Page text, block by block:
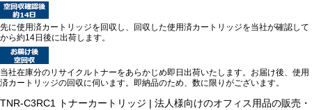
先に使用済カートリッジを回収し、回収した使用済カートリッジを当社が確認して
から約14日後に出荷します。
当社在庫分のリサイクルトナーをあらかじめ即日出荷いたします。お届け後、使用
済カートリッジの回収に伺います。即納品のため、数に限りがございます。
TNR-C3RC1 トナーカートリッジ | 法人様向けのオフィス用品の販売・